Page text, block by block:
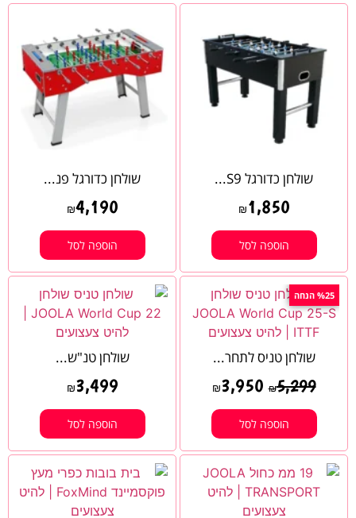
שולחן כדורגל S9...
₪ 1,850
הוספה לסל
שולחן כדורגל פנ...
₪4,190
הוספה לסל
%25 הנחה
שולחן טניס לתחר...
₪5,299
₪3,950
הוספה לסל
שולחן טנ"ש...
₪3,499
הוספה לסל